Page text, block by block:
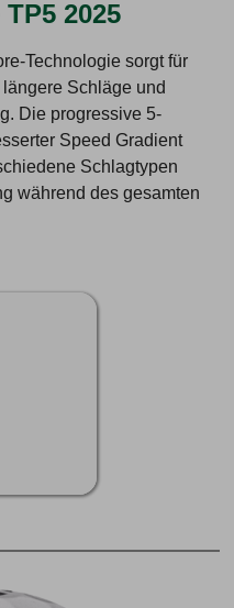
2025
Technologie sorgt für
Schläge und
Die progressive 5-
Speed Gradient
Schlagtypen
während des gesamten